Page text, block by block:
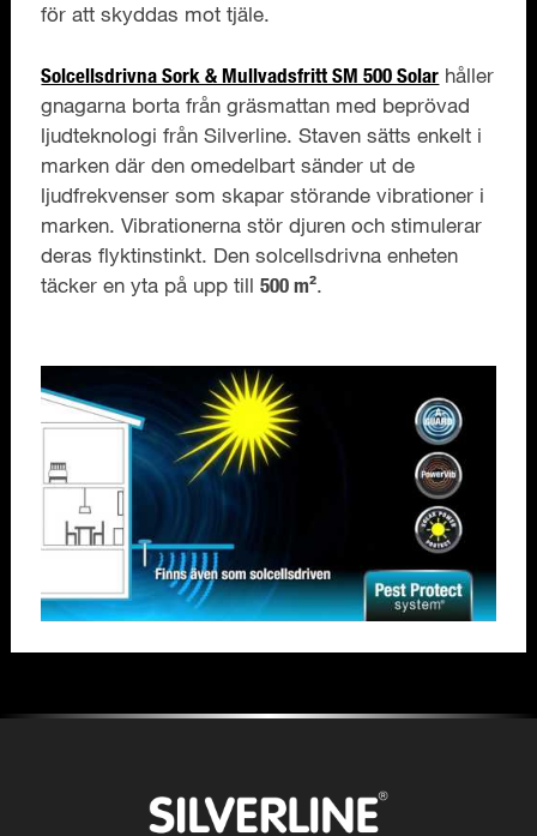
för att skyddas mot tjäle.
Solcellsdrivna Sork & Mullvadsfritt SM 500 Solar håller
gnagarna borta från gräsmattan med beprövad
ljudteknologi från Silverline. Staven sätts enkelt i
marken där den omedelbart sänder ut de
ljudfrekvenser som skapar störande vibrationer i
marken. Vibrationerna stör djuren och stimulerar
deras flyktinstinkt. Den solcellsdrivna enheten
täcker en yta på upp till500 m².